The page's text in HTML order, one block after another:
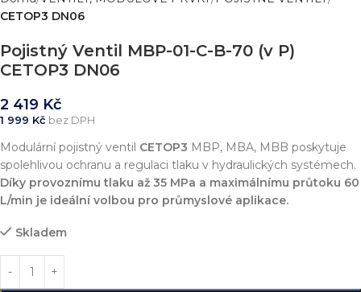
CETOP3 DN06
Pojistný Ventil MBP-01-C-B-70 (v P)
CETOP3 DN06
2 419 Kč
1 999 Kč bez DPH
Modulární pojistný ventil CETOP3 MBP, MBA, MBB poskytuje
spolehlivou ochranu a regulaci tlaku v hydraulických systémech.
Díky provoznímu tlaku až 35 MPa a maximálnímu průtoku 60
L/min je ideální volbou pro průmyslové aplikace.
Skladem